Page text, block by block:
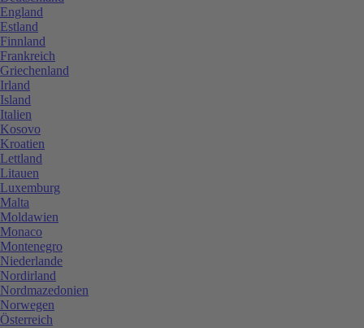
England
Estland
Finnland
Frankreich
Griechenland
Irland
Island
Italien
Kosovo
Kroatien
Lettland
Litauen
Luxemburg
Malta
Moldawien
Monaco
Montenegro
Niederlande
Nordirland
Nordmazedonien
Norwegen
Österreich